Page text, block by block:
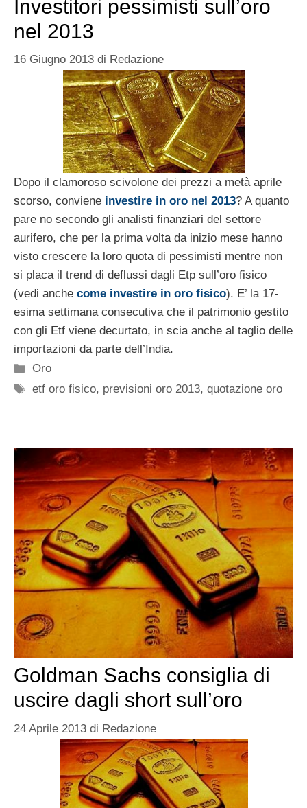
Investitori pessimisti sull’oro
nel 2013
16 Giugno 2013 di Redazione
Dopo il clamoroso scivolone dei prezzi a metà aprile
scorso, conviene investire in oro nel 2013? A quanto
pare no secondo gli analisti finanziari del settore
aurifero, che per la prima volta da inizio mese hanno
visto crescere la loro quota di pessimisti mentre non
si placa il trend di deflussi dagli Etp sull’oro fisico
(vedi anche come investire in oro fisico). E’ la 17-
esima settimana consecutiva che il patrimonio gestito
con gli Etf viene decurtato, in scia anche al taglio delle
importazioni da parte dell’India.
Categorie
Oro
Tag
etf oro fisico, previsioni oro 2013,quotazione oro
Goldman Sachs consiglia di
uscire dagli short sull’oro
24 Aprile 2013 di Redazione